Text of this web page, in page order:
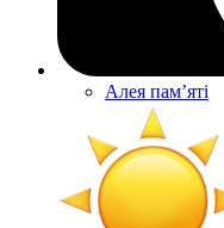
Алея памʼяті